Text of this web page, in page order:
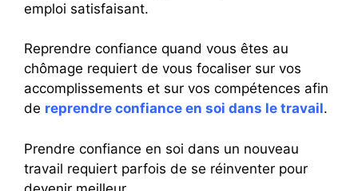
emploi satisfaisant.
Reprendre confiance quand vous êtes au
chômage requiert de vous focaliser sur vos
accomplissements et sur vos compétences afin
de reprendre confiance en soi dans le travail.
Prendre confiance en soi dans un nouveau
travail requiert parfois de se réinventer pour